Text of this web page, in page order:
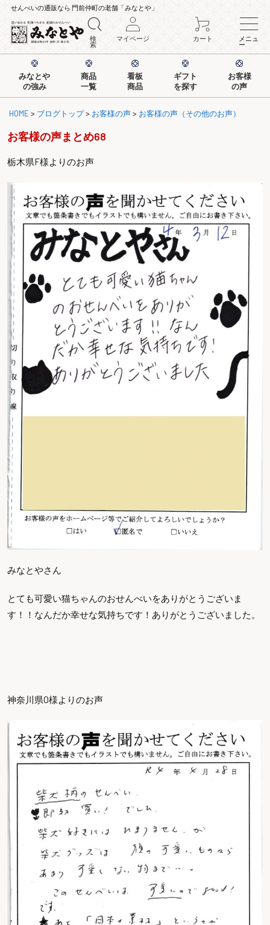
せんべいの通販なら 門前仲町の老舗「みなとや」
検
索
マイページ カート メニュ
ー
みなとや
の強み
商品
一覧
看板
商品
ギフト
を探す
お客様
の声
HOME > ブログトップ> お客様の声> お客様の声（その他のお声）
お客様の声まとめ68
栃木県F様よりのお声
みなとやさん
とても可愛い猫ちゃんのおせんべいをありがとうございま
す！！なんだか幸せな気持ちです！ありがとうございました。
神奈川県O様よりのお声